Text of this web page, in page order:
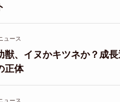
ュース
獣、イヌかキツネか？成
正体
ュース